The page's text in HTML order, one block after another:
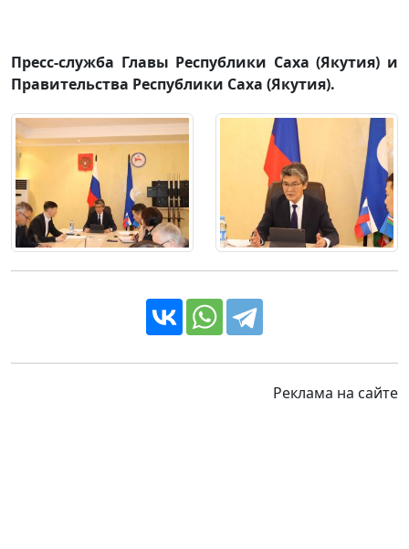
Пресс-служба Главы Республики Саха (Якутия) и
Правительства Республики Саха (Якутия).
Реклама на сайте